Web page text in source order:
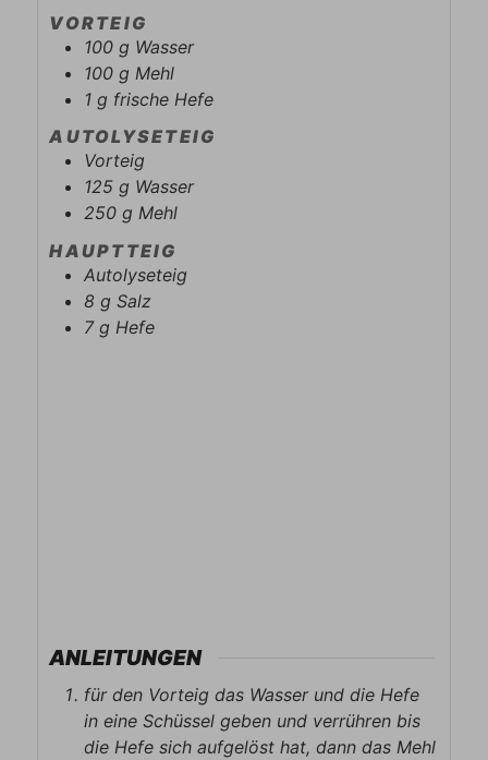
VORTEIG
100 g Wasser
100 g Mehl
1 g frische Hefe
AUTOLYSETEIG
Vorteig
125 g Wasser
250 g Mehl
HAUPTTEIG
Autolyseteig
8 g Salz
7 g Hefe
ANLEITUNGEN
für den Vorteig das Wasser und die Hefe
in eine Schüssel geben und verrühren bis
die Hefe sich aufgelöst hat, dann das Mehl